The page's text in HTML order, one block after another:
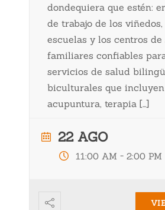
dondequiera que estén:
de trabajo de los viñedos,
escuelas y los centros
familiares confiables
servicios de salud
biculturales que incluyen
acupuntura, terapia […]
22 AGO
11:00 AM - 2:00 PM